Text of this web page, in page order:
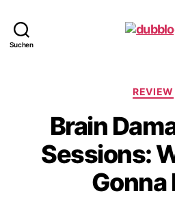
Suchen
REVIEW
Brain
Sessions:
Gonna